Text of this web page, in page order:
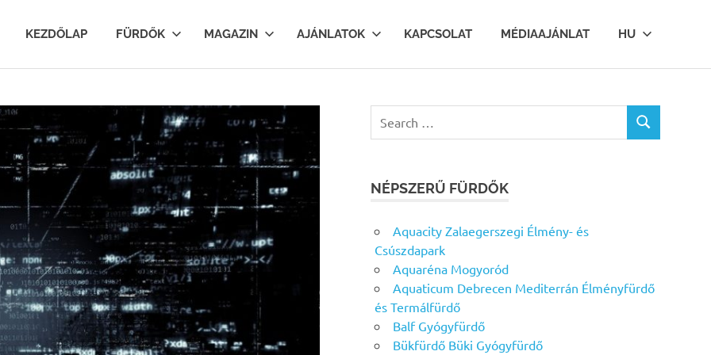
KEZDŐLAP FÜRDŐK MAGAZIN AJÁNLATOK KAPCSOLAT MÉDIAAJÁNLAT HU
for:
SEARCH
NÉPSZERŰ FÜRDŐK
Aquacity Zalaegerszegi Élmény- és
Csúszdapark
Aquaréna Mogyoród
Aquaticum Debrecen Mediterrán Élményfürdő
és Termálfürdő
Balf Gyógyfürdő
Bükfürdő Büki Gyógyfürdő